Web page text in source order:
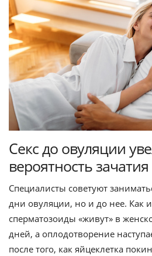
Секс до овуляции
вероятность зачатия
Специалисты советуют
дни овуляции, но и до нее. Как
сперматозоиды «живут» в
дней, а оплодотворение
после того, как яйцеклетка